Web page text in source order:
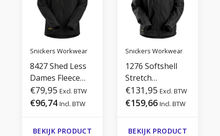
Snickers Workwear
8427 Shed Less
Dames Fleece
Jack
€79,95 Excl. BTW
€96,74 Incl. BTW
BEKIJK PRODUCT
Snickers Workwear
1276 Softshell
Stretch
Damesjack
€131,95 Excl. BTW
€159,66 Incl. BTW
BEKIJK PRODUCT